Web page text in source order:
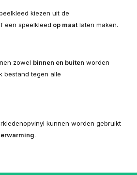
kiezen uit de
een speelkleed op maat laten maken.
zowel binnen en buiten worden
bestand tegen alle
kunnen worden gebruikt
.